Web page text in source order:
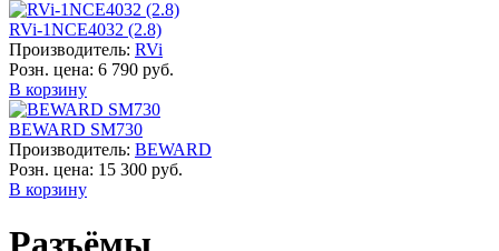
RVi-1NCE4032 (2.8)
Производитель: RVi
Розн. цена: 6 790 руб.
В корзину
BEWARD SM730
Производитель: BEWARD
Розн. цена: 15 300 руб.
В корзину